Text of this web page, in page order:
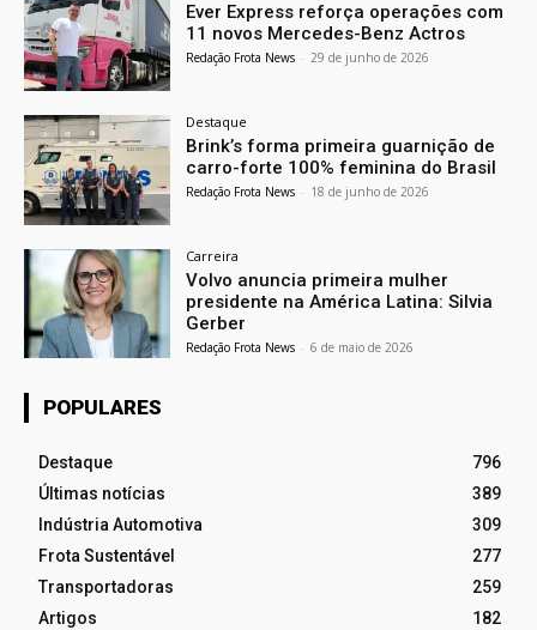
Ever Express reforça operações com
11 novos Mercedes-Benz Actros
Redação Frota News - 29 de junho de 2026
Destaque
Brink’s forma primeira guarnição de
carro-forte 100% feminina do Brasil
Redação Frota News - 18 de junho de 2026
Carreira
Volvo anuncia primeira mulher
presidente na América Latina: Silvia
Gerber
Redação Frota News - 6 de maio de 2026
POPULARES
Destaque
796
Últimas notícias
389
Indústria Automotiva
309
Frota Sustentável
277
Transportadoras
259
Artigos
182